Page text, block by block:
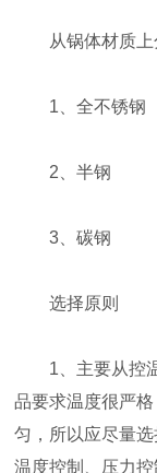
从锅体材质上
1、全不锈钢
2、半钢
3、碳钢
选择原则
1、主要从控温
品要求温度很严
匀，所以应尽量
温度控制、压力